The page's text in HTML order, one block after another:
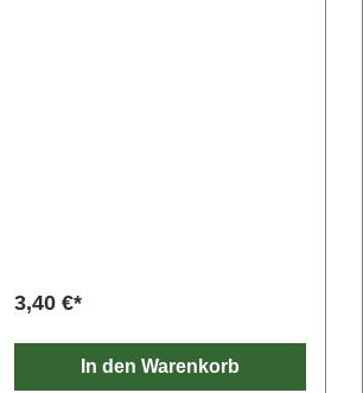
3,40 €*
In den Warenkorb